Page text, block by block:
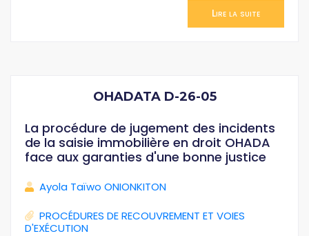
Lire la suite
OHADATA D-26-05
La procédure de jugement des incidents
de la saisie immobilière en droit OHADA
face aux garanties d'une bonne justice
Ayola Taïwo ONIONKITON
PROCÉDURES DE RECOUVREMENT ET VOIES
D'EXÉCUTION